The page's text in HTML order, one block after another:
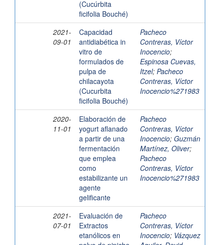
(Cucúrbita
ficifolia Bouché)
2021-
09-01
Capacidad
antidiabética in
vitro de
formulados de
pulpa de
chilacayota
(Cucurbita
ficifolia Bouché)
Pacheco
Contreras, Víctor
Inocencio;
Espinosa Cuevas,
Itzel; Pacheco
Contreras, Víctor
Inocencio%271983
2020-
11-01
Elaboración de
yogurt aflanado
a partir de una
fermentación
que emplea
como
estabilizante un
agente
gelificante
Pacheco
Contreras, Víctor
Inocencio; Guzmán
Martínez, Oliver;
Pacheco
Contreras, Víctor
Inocencio%271983
2021-
07-01
Evaluación de
Extractos
etanólicos en
Pacheco
Contreras, Víctor
Inocencio; Vázquez